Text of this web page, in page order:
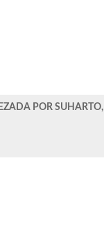
POR SUHARTO,